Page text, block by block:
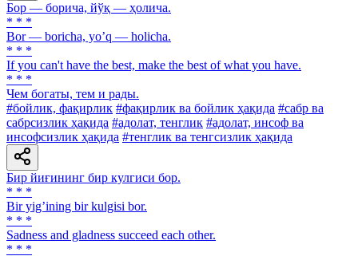
Бор — борича, йўқ — ҳолича.
* * *
Bor — boricha, yoʼq — holicha.
* * *
If you can't have the best, make the best of what you have.
* * *
Чем богаты, тем и рады.
#бойлик, фақирлик #фақирлик ва бойлик ҳақида #сабр ва
сабрсизлик ҳақида #адолат, тенглик #адолат, инсоф ва
инсофсизлик ҳақида #тенглик ва тенгсизлик ҳақида
Бир йиғининг бир кулгиси бор.
* * *
Bir yigʼining bir kulgisi bor.
* * *
Sadness and gladness succeed each other.
* * *